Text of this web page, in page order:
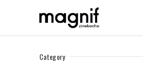
Category